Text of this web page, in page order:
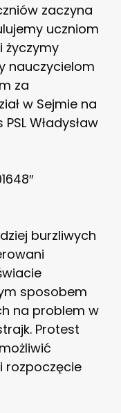
zaczyna
uczniom
życzymy
nauczycielom
za
w Sejmie na
Władysław
burzliwych
sposobem
na problem w
Protest
rozpoczęcie